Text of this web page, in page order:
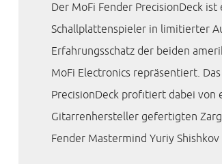
Der MoFi Fender PrecisionDeck ist
Schallplattenspieler in limitierter
Erfahrungsschatz der beiden
MoFi Electronics repräsentiert.
PrecisionDeck profitiert dabei von
Gitarrenhersteller gefertigten
Fender Mastermind Yuriy